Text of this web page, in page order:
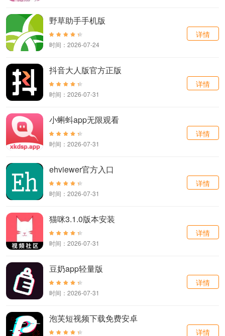
野草助手手机版
时间：2026-07-24
详情
抖音大人版官方正版
时间：2026-07-31
详情
小蝌蚪app无限观看
时间：2026-07-31
详情
ehviewer官方入口
时间：2026-07-31
详情
猫咪3.1.0版本安装
时间：2026-07-31
详情
豆奶app轻量版
时间：2026-07-31
详情
泡芙短视频下载免费安卓
详情